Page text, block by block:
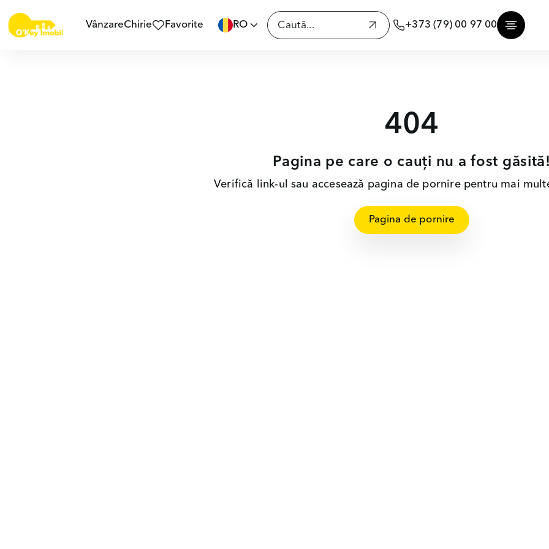
VânzareChirie Favorite RO +373 (79) 00 97 00
404
Pagina pe care o cauți nu a fost găsită!
Verifică link-ul sau accesează pagina de pornire pentru mai
Pagina de pornire